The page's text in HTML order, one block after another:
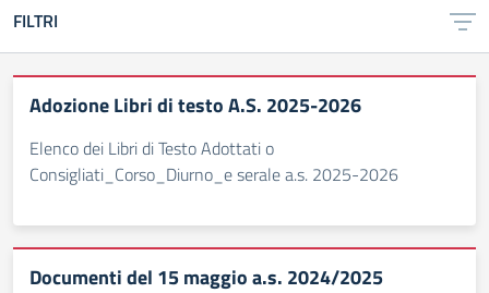
FILTRI
Adozione Libri di testo A.S. 2025-2026
Elenco dei Libri di Testo Adottati o
Consigliati_Corso_Diurno_e serale a.s. 2025-2026
Documenti del 15 maggio a.s. 2024/2025